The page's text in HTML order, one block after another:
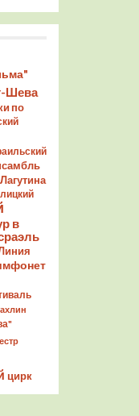
Шева
по
в
цирк